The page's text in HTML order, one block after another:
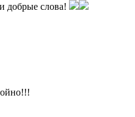
добрые слова!